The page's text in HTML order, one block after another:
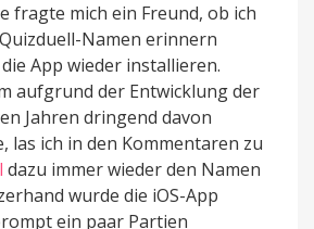
fragte mich ein Freund, ob ich
Namen erinnern
App wieder installieren.
aufgrund der Entwicklung der
Jahren dringend davon
las ich in den Kommentaren zu
dazu immer wieder den Namen
wurde die iOS-App
ein paar Partien